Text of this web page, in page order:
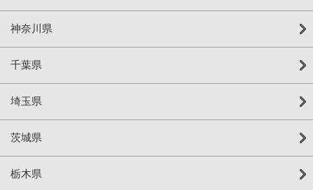
神奈川県
千葉県
埼玉県
茨城県
栃木県